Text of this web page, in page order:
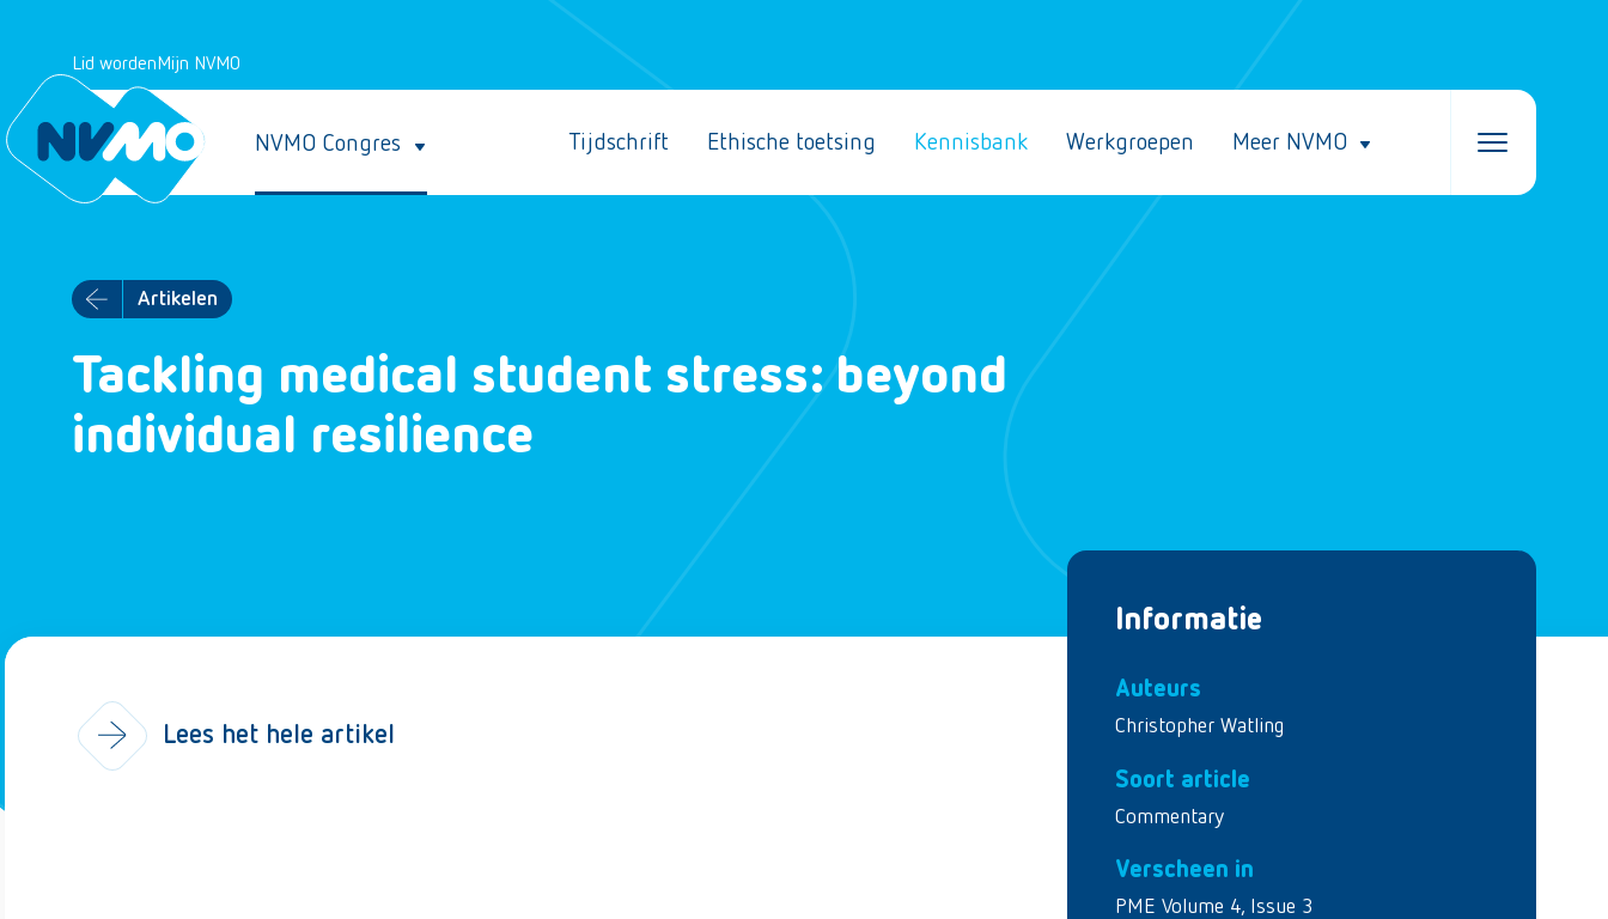
Lid wordenMijn NVMO
NVMO Congres Tijdschrift Ethische toetsing Kennisbank Werkgroepen Meer NVMO
Artikelen
Tackling medical student stress: beyond
individual resilience
Informatie
Auteurs
Christopher Watling
Soort article
Commentary
Verscheen in
PME Volume 4, Issue 3
Lees het hele artikel